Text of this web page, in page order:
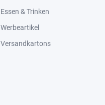
Essen & Trinken
Werbeartikel
Versandkartons